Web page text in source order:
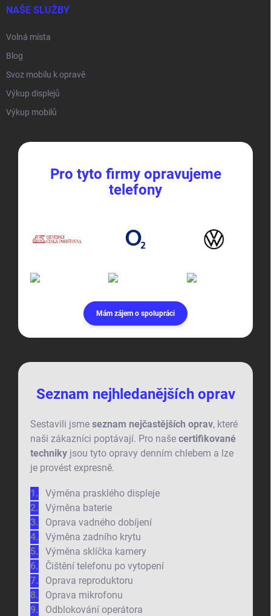
NAŠE SLUŽBY
Volná místa
Blog
Svoz mobilu k opravě
Výkup displejů
Výkup mobilů
Pro tyto firmy opravujeme
telefony
Mám zájem o spolupráci
Seznam nejhledanějších oprav
Sestavili jsme seznam nejčastějších oprav, které
naši zákazníci poptávají. Pro naše certifikované
techniky jsou tyto opravy denním chlebem a lze
je provést expresně.
Výměna prasklého displeje
Výměna baterie
Oprava vadného dobíjení
Výměna zadního krytu
Výměna sklíčka kamery
Čištění telefonu po vytopení
Oprava reproduktoru
Oprava mikrofonu
Odblokování operátora